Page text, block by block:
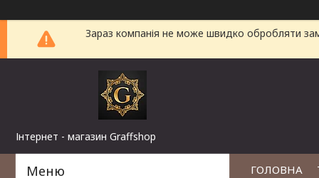
Зараз компанія не може швидко обробляти
Інтернет - магазин Graffshop
ГОЛОВНА